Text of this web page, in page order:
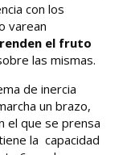
con los
varean
el fruto
las mismas.
de inercia
un brazo,
el que se prensa
la capacidad